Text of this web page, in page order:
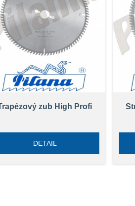
zub High Profi
DETAIL